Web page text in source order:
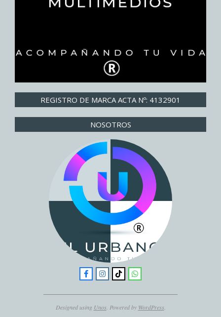
REGISTRO DE MARCA ACTA Nº: 4132901
NOSOTROS
Designed using Unos. Powered by WordPress.